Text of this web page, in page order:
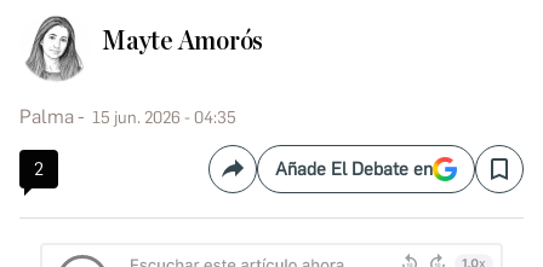
Mayte Amorós
Palma 15 jun. 2026 - 04:35
2 CompartirAñade El Debate en Save